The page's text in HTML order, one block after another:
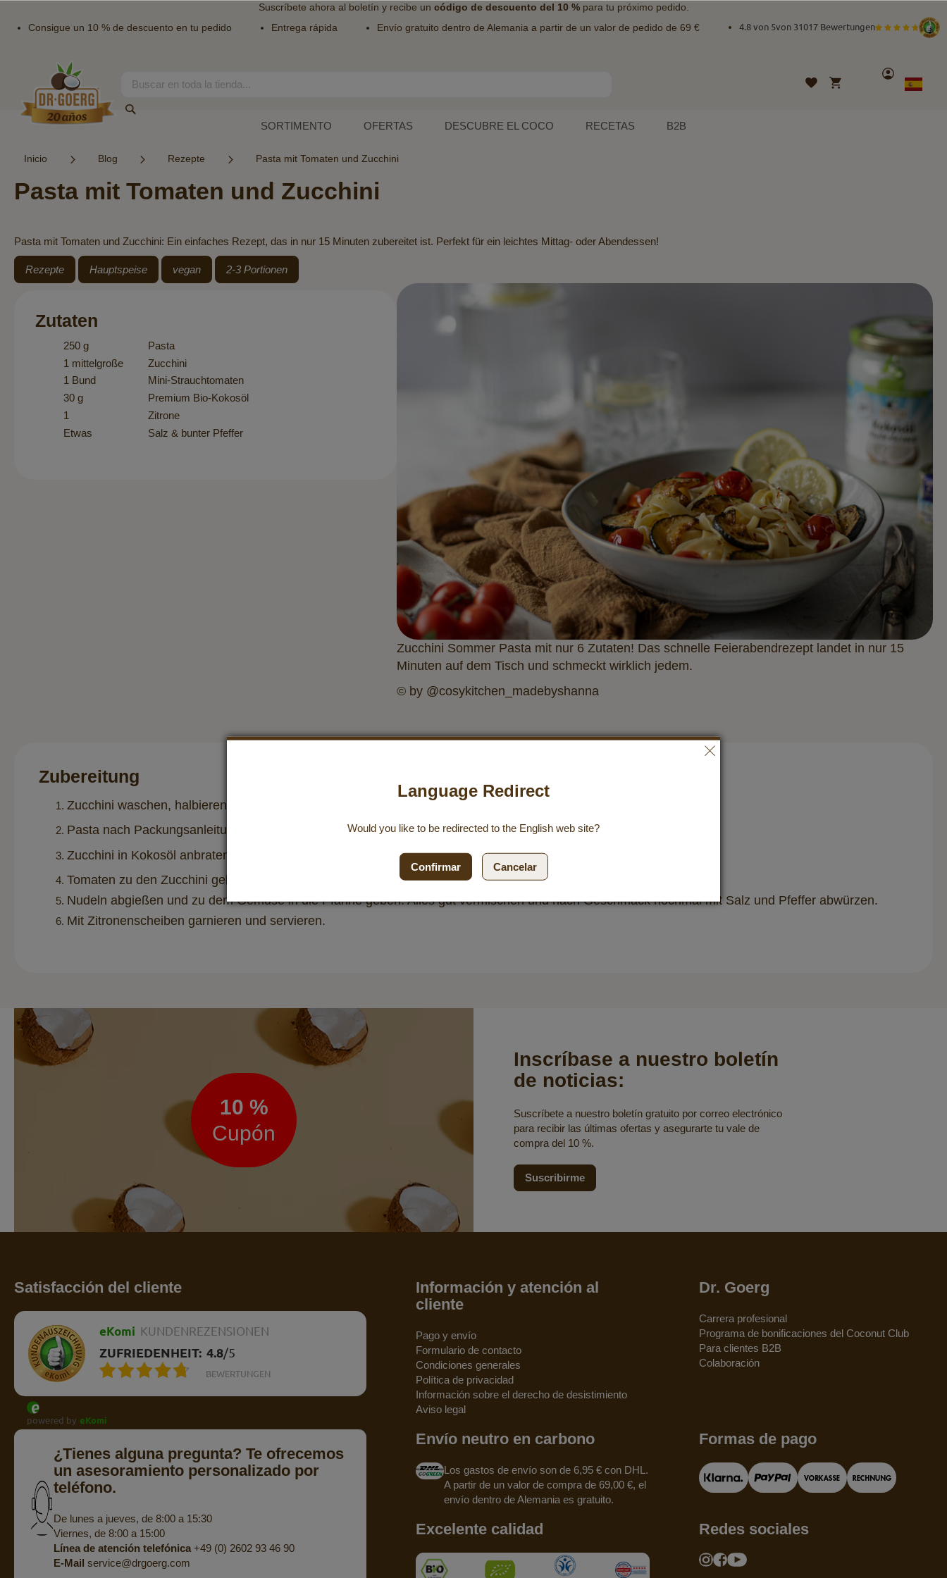
Suscríbete ahora al boletín y recibe un código de descuento del 10 %para tu próximo pedido.
Consigue un 10 % de descuento en tu pedido
Entrega rápida Envío gratuito dentro de Alemania a partir de un valor de pedido de 69 € 4.8 von 5von 31017 Bewertungen
contenido
Search
Lista
Mi cesta
Cuenta
Lenguaje
Spanish
SORTIMENTO OFERTAS DESCUBRE EL COCO RECETAS B2B
Inicio Blog Rezepte Pasta mit Tomaten und Zucchini
Pasta mit Tomaten und Zucchini
Pasta mit Tomaten und Zucchini: Ein einfaches Rezept, das in nur 15 Minuten zubereitet ist. Perfekt für ein leichtes Mittag- oder Abendessen!
Rezepte Hauptspeise vegan 2-3 Portionen
Zutaten
250 g
Pasta
1 mittelgroße
Zucchini
1 Bund
Mini-Strauchtomaten
30 g
Premium Bio-Kokosöl
1
Zitrone
Etwas
Salz & bunter Pfeffer
Zucchini Sommer Pasta mit nur 6 Zutaten! Das schnelle Feierabendrezept landet in nur 15
Minuten auf dem Tisch und schmeckt wirklich jedem.
© by @‌cosykitchen_madebyshanna
Zubereitung
Zucchini waschen, halbieren und in dünne Scheiben schneiden. Tomaten halbieren.
Pasta nach Packungsanleitung mit Salz kochen.
Zucchini in Kokosöl anbraten und nach Geschmack etwas Salz und Pfeffer hinzugeben.
Tomaten zu den Zucchini geben. Von beiden Seiten gut anbraten.
Nudeln abgießen und zu dem Gemüse in die Pfanne geben. Alles gut vermischen und nach Geschmack nochmal mit Salz und Pfeffer abwürzen.
Mit Zitronenscheiben garnieren und servieren.
Boletín
noticias
10 %
Cupón
Inscríbase a nuestro boletín
de noticias:
Suscríbete a nuestro boletín gratuito por correo electrónico
para recibir las últimas ofertas y asegurarte tu vale de
compra del 10 %.
Suscribirme
Satisfacción del cliente
eKomi KUNDENREZENSIONEN
ZUFRIEDENHEIT: 4.8/5
BEWERTUNGEN
powered by eKomi
¿Tienes alguna pregunta? Te ofrecemos
un asesoramiento personalizado por
teléfono.
De lunes a jueves, de 8:00 a 15:30
Viernes, de 8:00 a 15:00
Línea de atención telefónica +49 (0) 2602 93 46 90
E-Mail service@drgoerg.com
Información y atención al
cliente
Pago y envío
Formulario de contacto
Condiciones generales
Política de privacidad
Información sobre el derecho de desistimiento
Aviso legal
Dr. Goerg
Carrera profesional
Programa de bonificaciones del Coconut Club
Para clientes B2B
Colaboración
Envío neutro en carbono
Los gastos de envío son de 6,95 € con DHL.
A partir de un valor de compra de 69,00 €, el
envío dentro de Alemania es gratuito.
Formas de pago
Excelente calidad Redes sociales
Language Redirect
Would you like to be redirected to the English web site?
Confirmar Cancelar